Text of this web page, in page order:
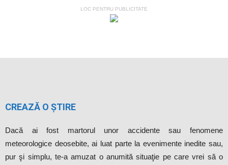
LOC PENTRU PUBLICITATE
CREAZĂ O ȘTIRE
Dacă ai fost martorul unor accidente sau fenomene
meteorologice deosebite, ai luat parte la evenimente inedite sau,
pur şi simplu, te-a amuzat o anumită situaţie pe care vrei să o